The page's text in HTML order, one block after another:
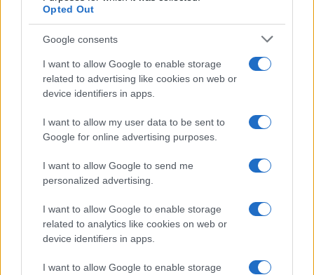
Opted Out
Google consents
I want to allow Google to enable storage
related to advertising like cookies on web or
device identifiers in apps.
I want to allow my user data to be sent to
Google for online advertising purposes.
I want to allow Google to send me
personalized advertising.
I want to allow Google to enable storage
related to analytics like cookies on web or
device identifiers in apps.
I want to allow Google to enable storage
Η ΣΤΗΛΗ ΜΑΣ